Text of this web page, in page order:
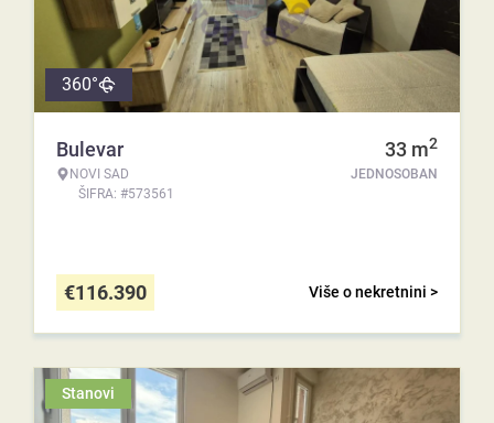
360°
Bulevar
NOVI SAD
ŠIFRA: #573561
33 m2
JEDNOSOBAN
Više o nekretnini >
€116.390
Stanovi